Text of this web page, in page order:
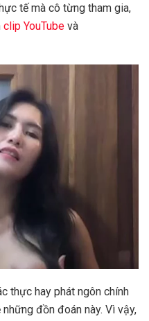
tế mà cô từng tham gia,
clip YouTube và
thực hay phát ngôn chính
đồn đoán này. Vì vậy,